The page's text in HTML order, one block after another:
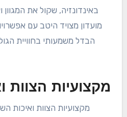
באינדונזיה, שקול את
מועדון מצויד היטב עם
הבדל משמעותי בחוויית
מקצועיות הצוות
מקצועיות הצוות ואיכות